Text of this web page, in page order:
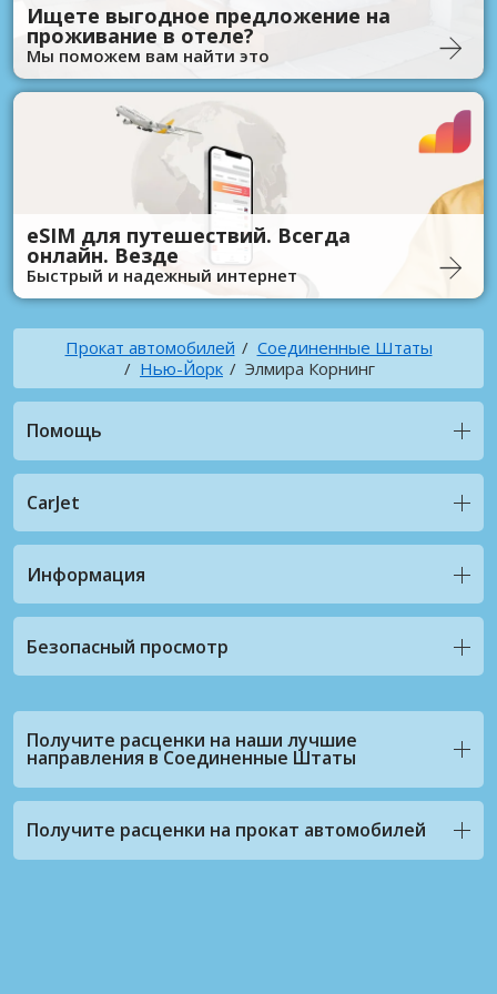
Ищете выгодное предложение на
проживание в отеле?
Мы поможем вам найти это
eSIM для путешествий. Всегда
онлайн. Везде
Быстрый и надежный интернет
Прокат автомобилей
Соединенные Штаты
Нью-Йорк
Элмира Корнинг
Помощь
CarJet
Информация
Безопасный просмотр
Получите расценки на наши лучшие
направления в Соединенные Штаты
Получите расценки на прокат автомобилей